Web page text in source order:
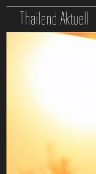
Thailand Aktuell